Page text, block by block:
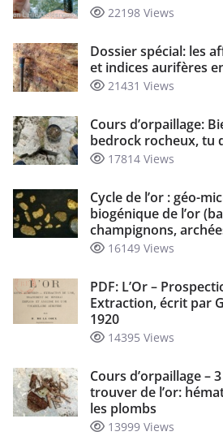
22198 Views
Dossier spécial: les
et indices aurifères
21431 Views
Cours d’orpaillage:
bedrock rocheux, tu
17814 Views
Cycle de l’or : géo-
biogénique de l’or
champignons,
16149 Views
PDF: L’Or –
Extraction, écrit par
1920
14395 Views
Cours d’orpaillage –
trouver de l’or:
les plombs
13999 Views